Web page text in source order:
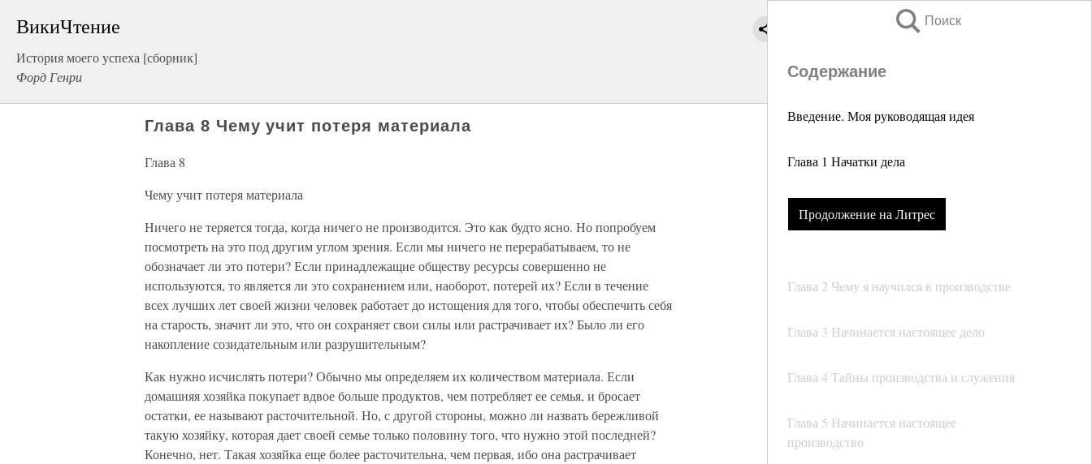
ВикиЧтение
История моего успеха [сборник]
Форд Генри
Поиск
Содержание
Введение. Моя руководящая идея
Глава 1 Начатки дела
Продолжение на Литрес
Глава 2 Чему я научился в производстве
Глава 3 Начинается настоящее дело
Глава 4 Тайны производства и служения
Глава 5 Начинается настоящее
производство
Глава 8 Чему учит потеря материала
Глава 8
Чему учит потеря материала
Ничего не теряется тогда, когда ничего не производится. Это как будто ясно. Но попробуем
посмотреть на это под другим углом зрения. Если мы ничего не перерабатываем, то не
обозначает ли это потери? Если принадлежащие обществу ресурсы совершенно не
используются, то является ли это сохранением или, наоборот, потерей их? Если в течение
всех лучших лет своей жизни человек работает до истощения для того, чтобы обеспечить себя
на старость, значит ли это, что он сохраняет свои силы или растрачивает их? Было ли его
накопление созидательным или разрушительным?
Как нужно исчислять потери? Обычно мы определяем их количеством материала. Если
домашняя хозяйка покупает вдвое больше продуктов, чем потребляет ее семья, и бросает
остатки, ее называют расточительной. Но, с другой стороны, можно ли назвать бережливой
такую хозяйку, которая дает своей семье только половину того, что нужно этой последней?
Конечно, нет. Такая хозяйка еще более расточительна, чем первая, ибо она растрачивает